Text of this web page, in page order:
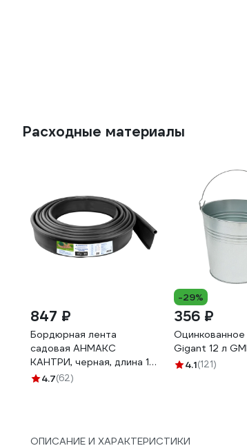
Расходные материалы
847 ₽
Бордюрная лента
садовая АНМАКС
КАНТРИ, черная, длина 10
м, высота 110 мм 82401-Ч
4.7(62)
-29%
356 ₽
Gigant 12 л
4.1(121)
ОПИСАНИЕ И ХАРАКТЕРИСТИКИ